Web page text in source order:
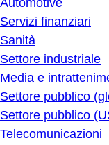
Automotive
Servizi finanziari
Sanità
Settore industriale
Media e
Settore pubblico
Settore pubblico
Telecomunicazioni